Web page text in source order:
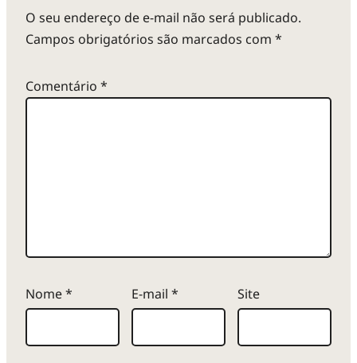
O seu endereço de e-mail não será publicado.
Campos obrigatórios são marcados com *
Comentário *
Nome* E-mail * Site